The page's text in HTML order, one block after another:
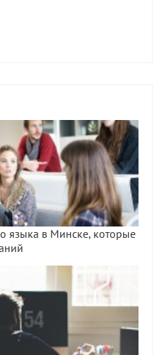
языка в Минске, которые